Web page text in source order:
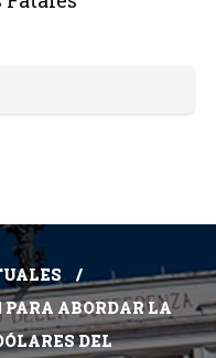
PARA ABORDAR LA
DEL